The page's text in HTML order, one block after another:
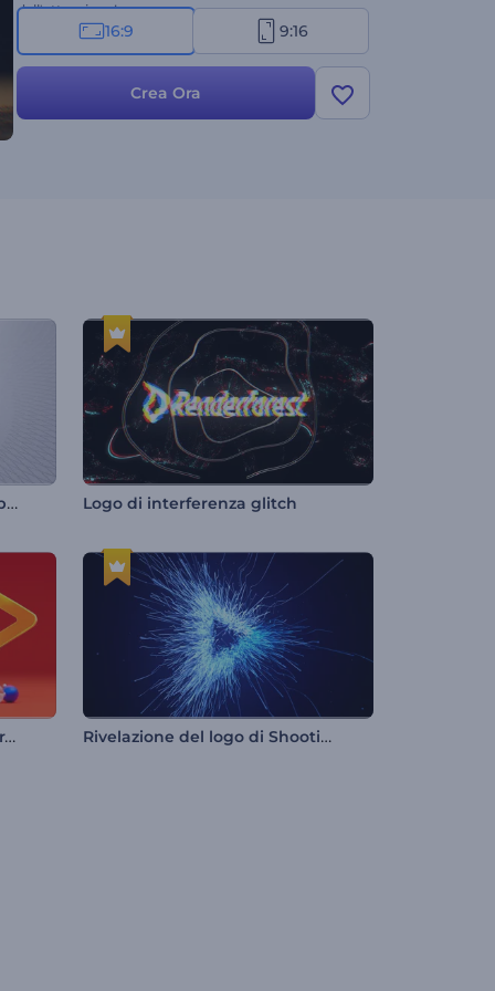
dell'attenzione!
16:9 9:16
Crea Ora
Rivelazione del logo tramite pulsante Logo di interferenza glitch
Rivelazione del logo della sfera di neve Rivelazione del logo di Shooting Particles